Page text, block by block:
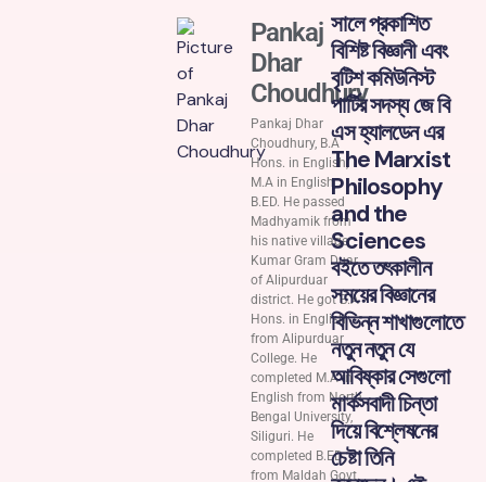
Pankaj
Dhar
Choudhury
Pankaj Dhar
Choudhury, B.A
Hons. in English,
M.A in English,
B.ED. He passed
Madhyamik from
his native village
Kumar Gram Duar
of Alipurduar
district. He got B.A
Hons. in English
from Alipurduar
College. He
completed M.A in
English from North
Bengal University,
Siliguri. He
completed B.ED
from Maldah Govt.
সালে প্রকাশিত
বিশিষ্ট বিজ্ঞানী এবং
বৃটিশ কমিউনিস্ট
পার্টির সদস্য জে বি
এস হ্যালডেন এর
The Marxist
Philosophy
and the
Sciences
বইতে তৎকালীন
সময়ের বিজ্ঞানের
বিভিন্ন শাখাগুলোতে
নতুন নতুন যে
আবিষ্কার সেগুলো
মার্কসবাদী চিন্তা
দিয়ে বিশ্লেষনের
চেষ্টা তিনি